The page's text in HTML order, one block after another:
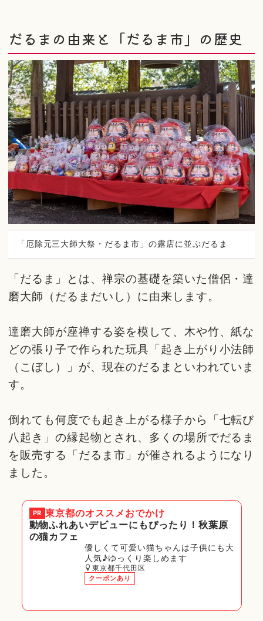
だるまの由来と「だるま市」の歴史
「厄除元三大師大祭・だるま市」の露店に並ぶだるま
「だるま」とは、禅宗の基礎を築いた僧侶・達
磨大師（だるまだいし）に由来します。
達磨大師が座禅する姿を模して、木や竹、紙な
どの張り子で作られた玩具「起き上がり小法師
（こぼし）」が、現在のだるまといわれていま
す。
倒れても何度でも起き上がる様子から「七転び
八起き」の縁起物とされ、多くの場所でだるま
を販売する「だるま市」が催されるようになり
ました。
PR 東京都のオススメおでかけ
動物ふれあいデビューにもぴったり！秋葉原
の猫カフェ
優しくて可愛い猫ちゃんは子供にも大
人気♪ゆっくり楽しめます
東京都千代田区
クーポンあり